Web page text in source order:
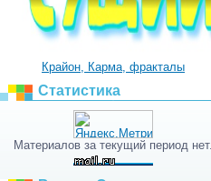
Крайон, Карма, фракталы
Статистика
Материалов за текущий период нет.